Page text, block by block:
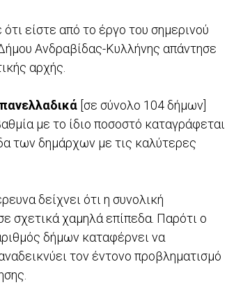
είστε από το έργο του σημερινού
Ανδραβίδας-Κυλλήνης απάντησε
αρχής.
[σε σύνολο 104 δήμων]
με το ίδιο ποσοστό καταγράφεται
των δημάρχων με τις καλύτερες
δείχνει ότι η συνολική
σχετικά χαμηλά επίπεδα. Παρότι ο
δήμων καταφέρνει να
τον έντονο προβληματισμό